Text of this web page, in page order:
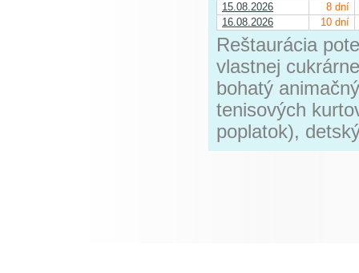
15.08.2026
8 dní
16.08.2026
10 dní
Reštaurácia
vlastnej
bohatý
tenisových
poplatok),